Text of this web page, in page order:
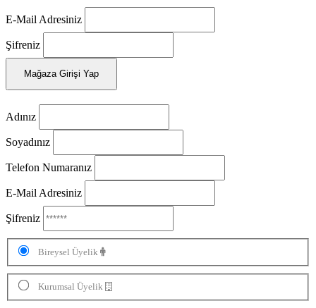
E-Mail Adresiniz
Şifreniz
Mağaza Girişi Yap
Adınız
Soyadınız
Telefon Numaranız
E-Mail Adresiniz
Şifreniz
Bireysel Üyelik
Kurumsal Üyelik